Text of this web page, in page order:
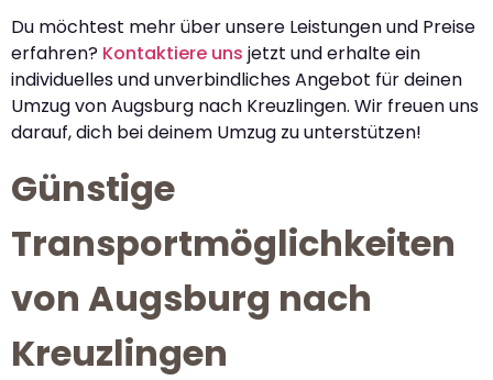
Du möchtest mehr über unsere Leistungen und Preise
erfahren? Kontaktiere uns jetzt und erhalte ein
individuelles und unverbindliches Angebot für deinen
Umzug von Augsburg nach Kreuzlingen. Wir freuen uns
darauf, dich bei deinem Umzug zu unterstützen!
Günstige
Transportmöglichkeiten
von Augsburg nach
Kreuzlingen